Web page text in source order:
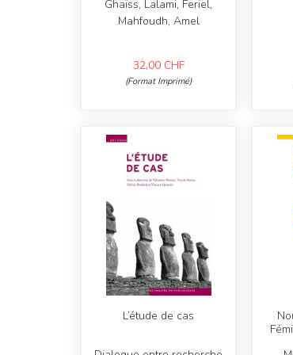
Ghaïss, Lalami, Feriel,
Mahfoudh, Amel
32,00 CHF
(Format Imprimé)
L’étude de cas